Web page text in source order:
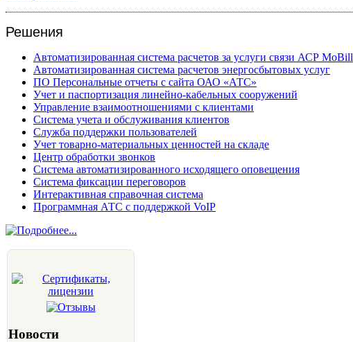
Решения
Автоматизированная система расчетов за услуги связи АСР MoBill
Автоматизированная система расчетов энергосбытовых услуг
ПО Персональные отчеты с сайта ОАО «АТС»
Учет и паспортизация линейно-кабельных сооружений
Управление взаимоотношениями с клиентами
Система учета и обслуживания клиентов
Служба поддержки пользователей
Учет товарно-материальных ценностей на складе
Центр обработки звонков
Система автоматизированного исходящего оповещения
Система фиксации переговоров
Интерактивная справочная система
Программная АТС с поддержкой VoIP
Новости